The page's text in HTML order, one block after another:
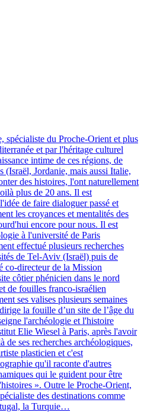
spécialiste du Proche-Orient et plus
et par l'héritage culturel
intime de ces régions, de
(Israël, Jordanie, mais aussi Italie,
des histoires, l'ont naturellement
plus de 20 ans. Il est
de faire dialoguer passé et
les croyances et mentalités des
encore pour nous. Il est
à l'université de Paris
effectué plusieurs recherches
de Tel-Aviv (Israël) puis de
co-directeur de la Mission
côtier phénicien dans le nord
de fouilles franco-israélien
ses valises plusieurs semaines
la fouille d’un site de l’âge du
l'archéologie et l'histoire
Elie Wiesel à Paris, après l'avoir
ses recherches archéologiques,
plasticien et c'est
qu'il raconte d'autres
qui le guident pour être
». Outre le Proche-Orient,
des destinations comme
la Turquie…